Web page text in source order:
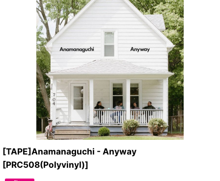
[TAPE]Anamanaguchi - Anyway
[PRC508(Polyvinyl)]